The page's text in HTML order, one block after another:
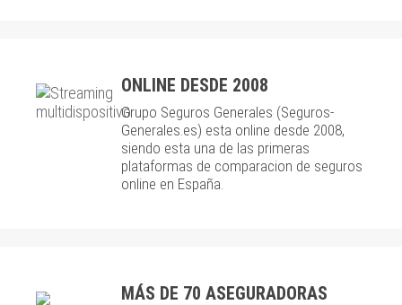
ONLINE DESDE 2008
Grupo Seguros Generales (Seguros-
Generales.es) esta online desde 2008,
siendo esta una de las primeras
plataformas de comparacion de seguros
online en España.
MÁS DE 70 ASEGURADORAS